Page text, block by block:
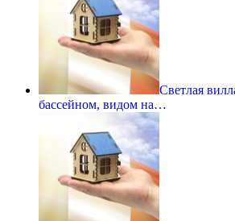
Светлая
бассейном, видом на…